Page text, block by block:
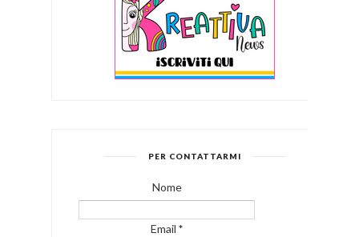
PER CONTATTARMI
Nome
Email *